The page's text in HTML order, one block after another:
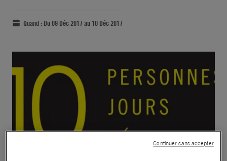
Quand : Du 09 Déc 2017 au 10 Déc 2017
Continuer sans accepter